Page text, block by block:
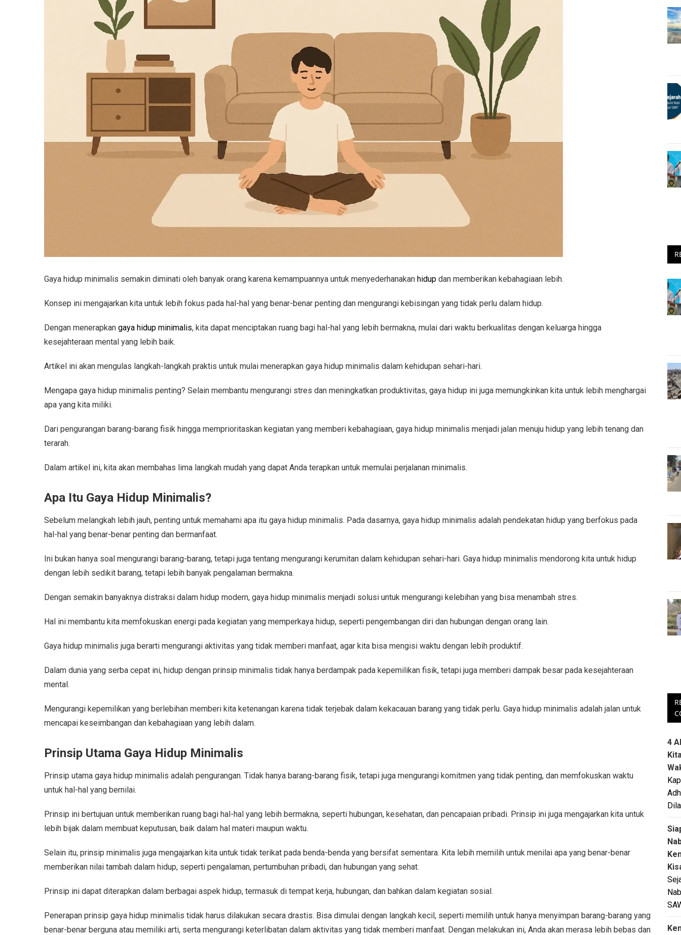
Gaya hidup minimalis semakin diminati oleh banyak orang karena kemampuannya untuk menyederhanakan hidup dan memberikan kebahagiaan lebih.
Konsep ini mengajarkan kita untuk lebih fokus pada hal-hal yang benar-benar penting dan mengurangi kebisingan yang tidak perlu dalam hidup.
Dengan menerapkan gaya hidup minimalis, kita dapat menciptakan ruang bagi hal-hal yang lebih bermakna, mulai dari waktu berkualitas dengan keluarga hingga
kesejahteraan mental yang lebih baik.
Artikel ini akan mengulas langkah-langkah praktis untuk mulai menerapkan gaya hidup minimalis dalam kehidupan sehari-hari.
Mengapa gaya hidup minimalis penting? Selain membantu mengurangi stres dan meningkatkan produktivitas, gaya hidup ini juga memungkinkan kita untuk lebih menghargai
apa yang kita miliki.
Dari pengurangan barang-barang fisik hingga memprioritaskan kegiatan yang memberi kebahagiaan, gaya hidup minimalis menjadi jalan menuju hidup yang lebih tenang dan
terarah.
Dalam artikel ini, kita akan membahas lima langkah mudah yang dapat Anda terapkan untuk memulai perjalanan minimalis.
Apa Itu Gaya Hidup Minimalis?
Sebelum melangkah lebih jauh, penting untuk memahami apa itu gaya hidup minimalis. Pada dasarnya, gaya hidup minimalis adalah pendekatan hidup yang berfokus pada
hal-hal yang benar-benar penting dan bermanfaat.
Ini bukan hanya soal mengurangi barang-barang, tetapi juga tentang mengurangi kerumitan dalam kehidupan sehari-hari. Gaya hidup minimalis mendorong kita untuk hidup
dengan lebih sedikit barang, tetapi lebih banyak pengalaman bermakna.
Dengan semakin banyaknya distraksi dalam hidup modern, gaya hidup minimalis menjadi solusi untuk mengurangi kelebihan yang bisa menambah stres.
Hal ini membantu kita memfokuskan energi pada kegiatan yang memperkaya hidup, seperti pengembangan diri dan hubungan dengan orang lain.
Gaya hidup minimalis juga berarti mengurangi aktivitas yang tidak memberi manfaat, agar kita bisa mengisi waktu dengan lebih produktif.
Dalam dunia yang serba cepat ini, hidup dengan prinsip minimalis tidak hanya berdampak pada kepemilikan fisik, tetapi juga memberi dampak besar pada kesejahteraan
mental.
Mengurangi kepemilikan yang berlebihan memberi kita ketenangan karena tidak terjebak dalam kekacauan barang yang tidak perlu. Gaya hidup minimalis adalah jalan untuk
mencapai keseimbangan dan kebahagiaan yang lebih dalam.
Prinsip Utama Gaya Hidup Minimalis
Prinsip utama gaya hidup minimalis adalah pengurangan. Tidak hanya barang-barang fisik, tetapi juga mengurangi komitmen yang tidak penting, dan memfokuskan waktu
untuk hal-hal yang bernilai.
Prinsip ini bertujuan untuk memberikan ruang bagi hal-hal yang lebih bermakna, seperti hubungan, kesehatan, dan pencapaian pribadi. Prinsip ini juga mengajarkan kita untuk
lebih bijak dalam membuat keputusan, baik dalam hal materi maupun waktu.
Selain itu, prinsip minimalis juga mengajarkan kita untuk tidak terikat pada benda-benda yang bersifat sementara. Kita lebih memilih untuk menilai apa yang benar-benar
memberikan nilai tambah dalam hidup, seperti pengalaman, pertumbuhan pribadi, dan hubungan yang sehat.
Prinsip ini dapat diterapkan dalam berbagai aspek hidup, termasuk di tempat kerja, hubungan, dan bahkan dalam kegiatan sosial.
Penerapan prinsip gaya hidup minimalis tidak harus dilakukan secara drastis. Bisa dimulai dengan langkah kecil, seperti memilih untuk hanya menyimpan barang-barang yang
benar-benar berguna atau memiliki arti, serta mengurangi keterlibatan dalam aktivitas yang tidak memberi manfaat. Dengan melakukan ini, Anda akan merasa lebih bebas dan
4